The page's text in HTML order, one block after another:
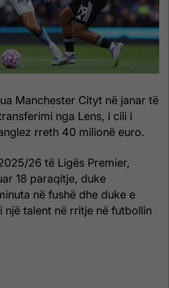
Manchester Cityt në janar të
nga Lens, i cili i
rreth 40 milionë euro.
26 të Ligës Premier,
18 paraqitje, duke
në fushë dhe duke e
një talent në rritje në futbollin